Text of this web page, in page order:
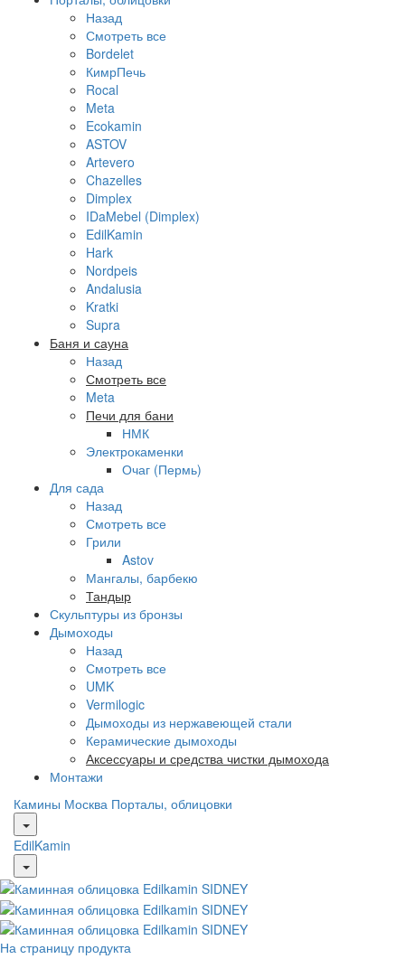
Назад
Смотреть все
Bordelet
КимрПечь
Rocal
Meta
Ecokamin
ASTOV
Artevero
Chazelles
Dimplex
IDaMebel (Dimplex)
EdilKamin
Hark
Nordpeis
Andalusia
Kratki
Supra
Баня и сауна
Назад
Смотреть все
Meta
Печи для бани
НМК
Электрокаменки
Очаг (Пермь)
Для сада
Назад
Смотреть все
Грили
Astov
Мангалы, барбекю
Тандыр
Скульптуры из бронзы
Дымоходы
Назад
Смотреть все
UMK
Vermilogic
Дымоходы из нержавеющей стали
Керамические дымоходы
Аксессуары и средства чистки дымохода
Монтажи
Камины Москва Порталы, облицовки
EdilKamin
На страницу продукта